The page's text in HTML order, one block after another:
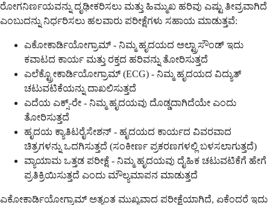
ರೋಗನಿರ್ಣಯವನ್ನು ದೃಢೀಕರಿಸಲು ಮತ್ತು ಹಿಮ್ಮುಖ ಹರಿವು ಎಷ್ಟು ತೀವ್ರವಾಗಿದೆ
ಎಂಬುದನ್ನು ನಿರ್ಧರಿಸಲು ಹಲವಾರು ಪರೀಕ್ಷೆಗಳು ಸಹಾಯ ಮಾಡುತ್ತವೆ:
ಎಕೋಕಾರ್ಡಿಯೋಗ್ರಾಮ್ - ನಿಮ್ಮ ಹೃದಯದ ಅಲ್ಟ್ರಾಸೌಂಡ್ ಇದು
ಕವಾಟದ ಕಾರ್ಯ ಮತ್ತು ರಕ್ತದ ಹರಿವನ್ನು ತೋರಿಸುತ್ತದೆ
ಎಲೆಕ್ಟ್ರೋಕಾರ್ಡಿಯೋಗ್ರಾಮ್ (ECG) - ನಿಮ್ಮ ಹೃದಯದ ವಿದ್ಯುತ್
ಚಟುವಟಿಕೆಯನ್ನು ದಾಖಲಿಸುತ್ತದೆ
ಎದೆಯ ಎಕ್ಸ್-ರೇ - ನಿಮ್ಮ ಹೃದಯವು ದೊಡ್ಡದಾಗಿದೆಯೇ ಎಂದು
ತೋರಿಸುತ್ತದೆ
ಹೃದಯ ಕ್ಯಾತಿಟರೈಸೇಶನ್ - ಹೃದಯದ ಕಾರ್ಯದ ವಿವರವಾದ
ಚಿತ್ರಗಳನ್ನು ಒದಗಿಸುತ್ತದೆ (ಸಂಕೀರ್ಣ ಪ್ರಕರಣಗಳಲ್ಲಿ ಬಳಸಲಾಗುತ್ತದೆ)
ವ್ಯಾಯಾಮ ಒತ್ತಡ ಪರೀಕ್ಷೆ - ನಿಮ್ಮ ಹೃದಯವು ದೈಹಿಕ ಚಟುವಟಿಕೆಗೆ ಹೇಗೆ
ಪ್ರತಿಕ್ರಿಯಿಸುತ್ತದೆ ಎಂದು ಮೌಲ್ಯಮಾಪನ ಮಾಡುತ್ತದೆ
ಎಕೋಕಾರ್ಡಿಯೋಗ್ರಾಮ್ ಅತ್ಯಂತ ಮುಖ್ಯವಾದ ಪರೀಕ್ಷೆಯಾಗಿದೆ, ಏಕೆಂದರೆ ಇದು